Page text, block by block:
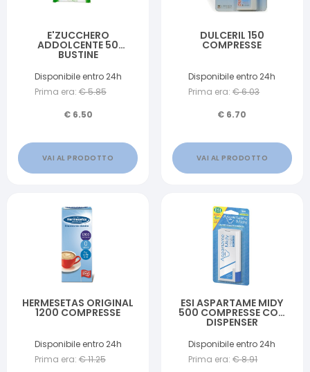
E'ZUCCHERO
ADDOLCENTE 50
BUSTINE
Disponibile entro 24h
Prima era: €5.85
€ 6.50
VAI AL PRODOTTO
DULCERIL 150
COMPRESSE
Disponibile entro 24h
Prima era: €6.03
€ 6.70
VAI AL PRODOTTO
HERMESETAS ORIGINAL
1200 COMPRESSE
Disponibile entro 24h
Prima era: €11.25
ESI ASPARTAME MIDY
500 COMPRESSE CON
DISPENSER
Disponibile entro 24h
Prima era: €8.91